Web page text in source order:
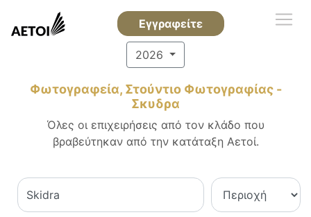
Εγγραφείτε
2026
Φωτογραφεία, Στούντιο Φωτογραφίας -
Σκυδρα
Όλες οι επιχειρήσεις από τον κλάδο που
βραβεύτηκαν από την κατάταξη Αετοί.